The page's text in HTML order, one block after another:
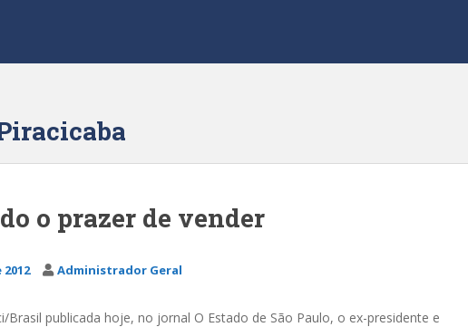
o prazer de vender
Administrador Geral
Brasil publicada hoje, no jornal O Estado de São Paulo, o ex-presidente e